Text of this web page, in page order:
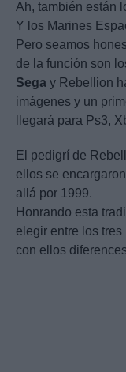
Ah, también están
Y los Marines
Pero seamos
de la función son
Sega y Rebellion
imágenes y un
llegará para Ps3,
El pedigrí de
ellos se
allá por 1999.
Honrando esta
elegir entre los
con ellos